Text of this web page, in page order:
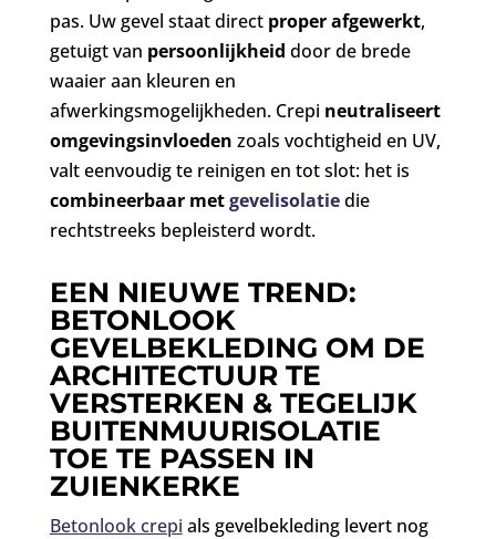
pas. Uw gevel staat direct proper afgewerkt,
getuigt van persoonlijkheid door de brede
waaier aan kleuren en
afwerkingsmogelijkheden. Crepi neutraliseert
omgevingsinvloeden zoals vochtigheid en UV,
valt eenvoudig te reinigen en tot slot: het is
combineerbaar metgevelisolatiedie
rechtstreeks bepleisterd wordt.
EEN NIEUWE TREND:
BETONLOOK
GEVELBEKLEDING OM DE
ARCHITECTUUR TE
VERSTERKEN & TEGELIJK
BUITENMUURISOLATIE
TOE TE PASSEN IN
ZUIENKERKE
Betonlook crepi als gevelbekleding levert nog